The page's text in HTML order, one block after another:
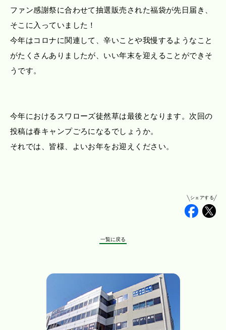
ファン感謝祭に合わせて抽選販売された福袋が先日届き、
そこに入っていました！
今年はコロナに関連して、辛いことや我慢するようなこと
がたくさんありましたが、いい年末を迎えることができそ
うです。
今年におけるスワローズ徒然草は最後となります。次回の
投稿は春キャンプごろになるでしょうか。
それでは、皆様、よいお年をお迎えください。
シェアする
一覧に戻る